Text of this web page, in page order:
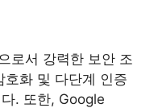
로서 강력한 보안 조
화 및 다단계 인증
. 또한, Google